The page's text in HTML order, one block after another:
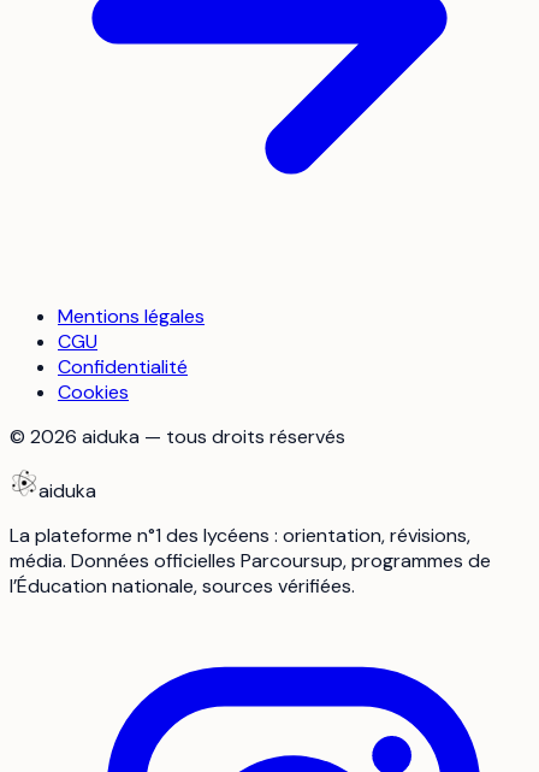
Mentions légales
CGU
Confidentialité
Cookies
© 2026 aiduka — tous droits réservés
aiduka
La plateforme n°1 des lycéens : orientation, révisions,
média. Données officielles Parcoursup, programmes de
l’Éducation nationale, sources vérifiées.